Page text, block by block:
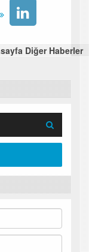
Diğer Haberler